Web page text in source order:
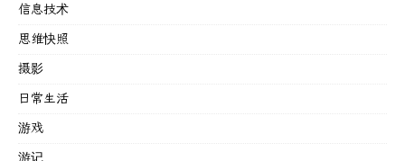
信息技术
思维快照
摄影
日常生活
游戏
游记